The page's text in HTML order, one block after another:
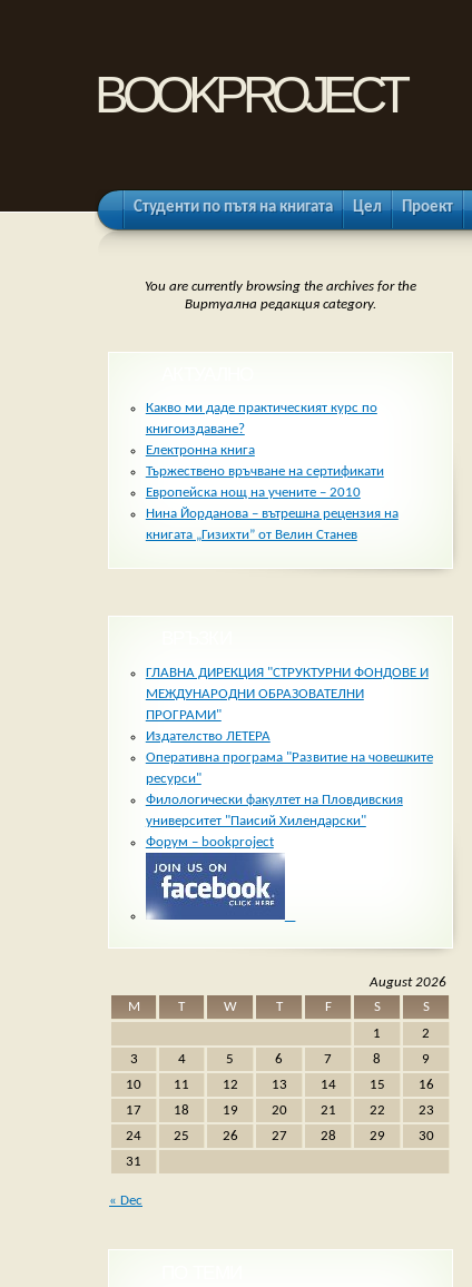
bookproject
Студенти по пътя на книгата Цел Проект
You are currently browsing the archives for the
Виртуална редакция category.
Какво ми даде практическият курс по
книгоиздаване?
Електронна книга
Тържествено връчване на сертификати
Европейска нощ на учените – 2010
Нина Йорданова – вътрешна рецензия на
книгата „Гизихти” от Велин Станев
ГЛАВНА ДИРЕКЦИЯ "СТРУКТУРНИ ФОНДОВЕ И
МЕЖДУНАРОДНИ ОБРАЗОВАТЕЛНИ
ПРОГРАМИ"
Издателство ЛЕТЕРА
Оперативна програма "Развитие на човешките
ресурси"
Филологически факултет на Пловдивския
университет "Паисий Хилендарски"
Форум – bookproject
August 2026
M
T W T F S
S
1
2
3
4 5 6 7 8
9
10
11 12 13 14 15
16
17
18 19 20 21 22
23
24
25 26 27 28 29
30
31
« Dec